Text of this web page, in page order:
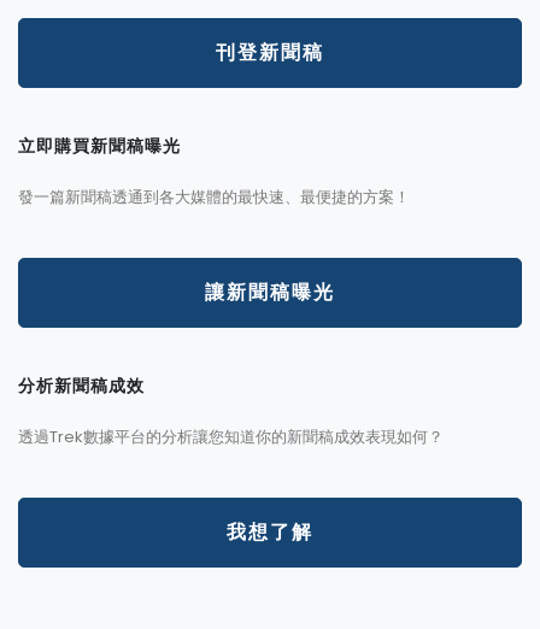
刊登新聞稿
立即購買新聞稿曝光
發一篇新聞稿透通到各大媒體的最快速、最便捷的方案！
讓新聞稿曝光
分析新聞稿成效
透過Trek數據平台的分析讓您知道你的新聞稿成效表現如何？
我想了解